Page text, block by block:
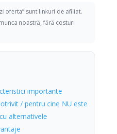
oferta” sunt linkuri de afiliat.
noastră, fără costuri
importante
/ pentru cine NU este
alternativele